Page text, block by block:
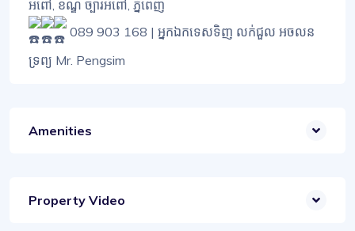
អំពៅ, ខណ្ឌ ច្បារអំពៅ, ភ្នំពេញ
089 903 168 | អ្នកឯកទេសទិញ លក់ជួល អចលន
ទ្រព្យ Mr. Pengsim
Amenities
Property Video